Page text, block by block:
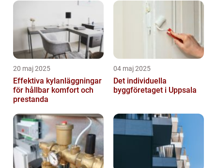
20 maj 2025
Effektiva kylanläggningar
för hållbar komfort och
prestanda
04 maj 2025
Det individuella
byggföretaget i Uppsala